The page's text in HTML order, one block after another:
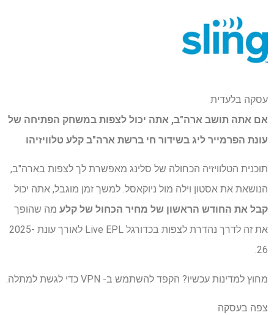
עסקה בלעדית
אם אתה תושב ארה"ב, אתה יכול לצפות במשחק הפתיחה של
עונת הפרמייר ליג בשידור חי ברשת ארה"ב קלע טלוויזיהו
תוכנית הטלוויזיה הכחולה של סלינג מאפשרת לך לצפות בארה"ב,
הנושאת את אסטון וילה מול ניוקאסל. למשך זמן מוגבל, אתה יכול
קבל את החודש הראשון של מחיר הכחול של קלע מה שהופך
את זה לדרך נהדרת לצפות בכדורגל Live EPL לאורך עונת 2025-
26.
מחוץ למדינות עכשיו? הקפד להשתמש ב- VPN כדי לגשת למתלה.
צפה בעסקה